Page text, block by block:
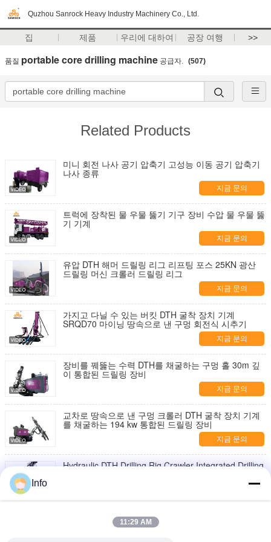
Quzhou Sanrock Heavy Industry Machinery Co., Ltd.
집 제품 우리에 대하여 공장 여행 >>
품질 portable core drilling machine 공급자. (507)
Related Products
미니 회전 나사 공기 압축기 고성능 이동 공기 압축기
나사 종류
지금 문의
트럭에 장착된 물 우물 뚫기 기구 장비 수압 물 우물 뚫
기 기계
지금 문의
유압 DTH 해머 드릴링 리그 리프팅 포스 25KN 광산
드릴링 머신 크롤러 드릴링 리그
지금 문의
가지고 다닐 수 있는 버킷 DTH 굴착 장치 기계
SRQD70 마이닝 땅속으로 낸 구멍 회전식 시추기
지금 문의
장비를 꿰뚫는 수력 DTH를 채굴하는 구멍 홀 30m 깊
이 통합된 드릴링 장비
지금 문의
교차로 땅속으로 낸 구멍 크롤러 DTH 굴착 장치 기계
를 채굴하는 194 kw 통합된 드릴링 장비
지금 문의
Hydraulic DTH Drilling Rig Crawler Integrated Drilling
금 코어 굴착기 역순환 RC 굴착기 토양 조사 굴착기
Info
11:29 AM